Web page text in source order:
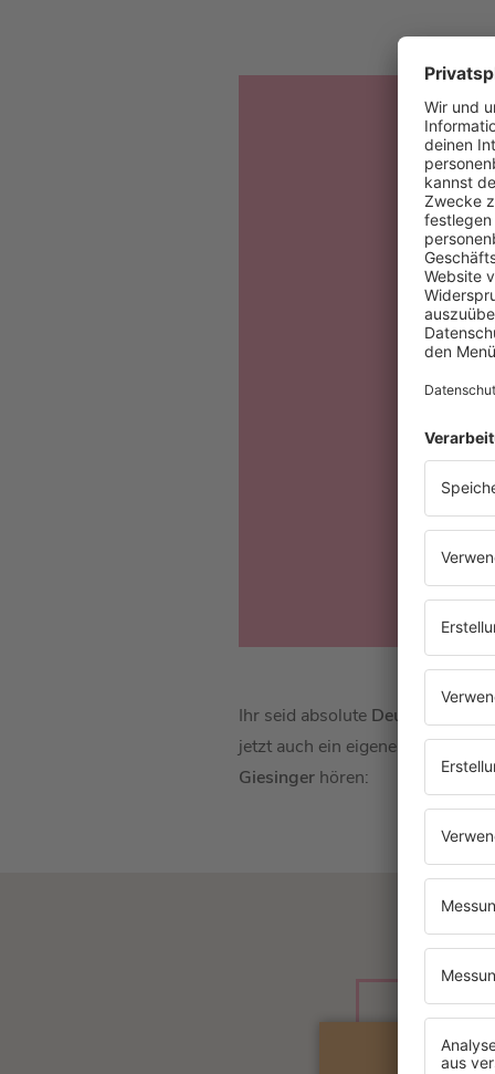
Ihr seid absolute Deutschpop
jetzt auch ein eigenes Radio,
Giesinger hören: